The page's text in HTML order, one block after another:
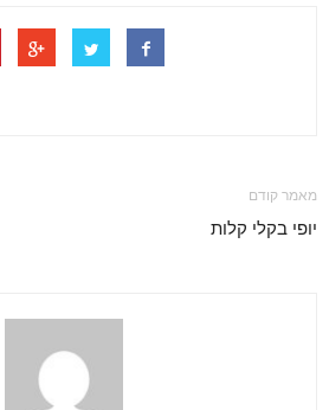
מאמר קודם
יופי בקלי קלות